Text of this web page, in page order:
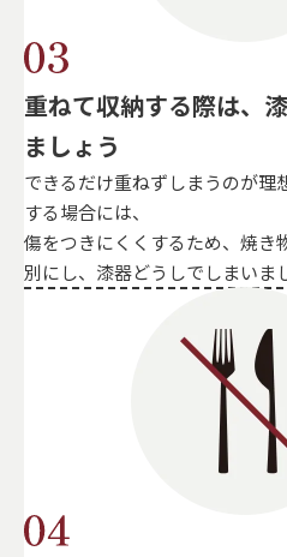
重ねて収納する際は、
ましょう
できるだけ重ねずしまうのが理
する場合には、
傷をつきにくくするため、焼き
別にし、漆器どうしでしまいま